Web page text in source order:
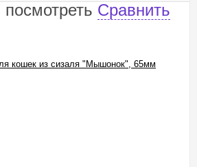
Сравнить
кошек из сизаля "Мышонок", 65мм